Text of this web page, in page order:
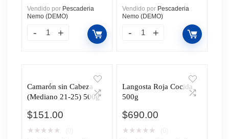
Vendido por Pescaderia
Nemo (DEMO)
Vendido por Pescaderia
Nemo (DEMO)
Camarón sin Cabeza
(Mediano 21-25) 500g
$151.00
★ ★ ★ ★ ★
Langosta Roja Cocida
500g
$690.00
★ ★ ★ ★ ★